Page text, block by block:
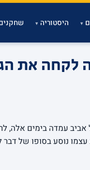
▾ היסטוריה▾
לקחה את
תל אביב עמדה בימים
עצמו נוסע בסופו של